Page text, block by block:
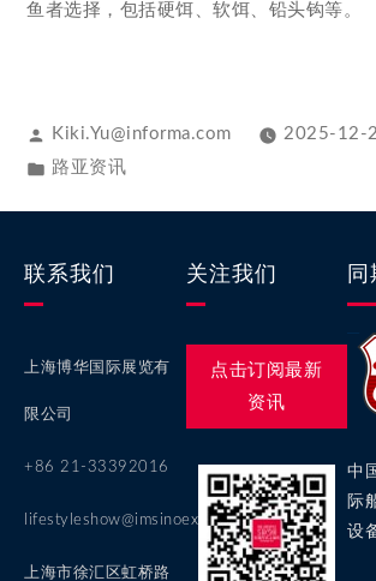
鱼者选择，包括硬饵、软饵、铅头钩等。
Kiki.Yu@informa.com
2025-12-
路亚资讯
联系我们
上海博华国际展览有
限公司
+86 21-33392016
lifestyleshow@imsinoexpo.com
上海市徐汇区虹桥路
关注我们
点击订阅最新
资讯
中
际
设